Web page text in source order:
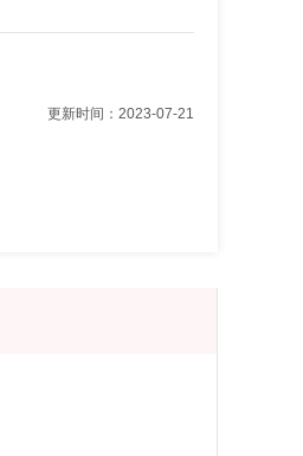
更新时间：2023-07-21